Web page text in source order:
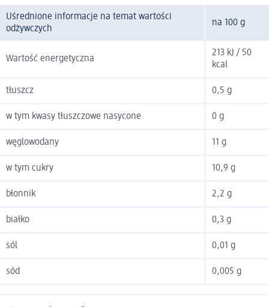
Uśrednione informacje na temat wartości
odżywczych
na 100 g
Wartość energetyczna
213 kJ / 50
kcal
tłuszcz 0,5 g
w tym kwasy tłuszczowe nasycone 0 g
węglowodany 11 g
w tym cukry 10,9 g
błonnik 2,2 g
białko 0,3 g
sól 0,01 g
sód 0,005 g